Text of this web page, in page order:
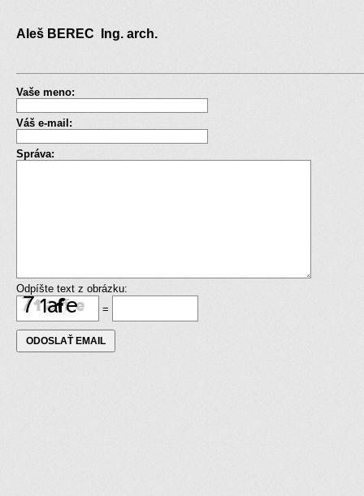
Aleš BEREC Ing. arch.
Vaše meno:
Váš e-mail:
Správa:
Odpíšte text z obrázku:
=